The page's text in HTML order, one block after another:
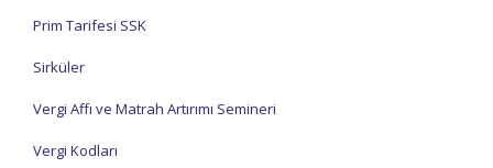
Prim Tarifesi SSK
Sirküler
Vergi Affı ve Matrah Artırımı Semineri
Vergi Kodları